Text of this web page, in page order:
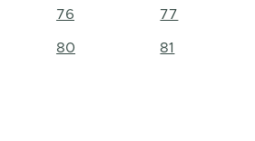
76 77
80 81